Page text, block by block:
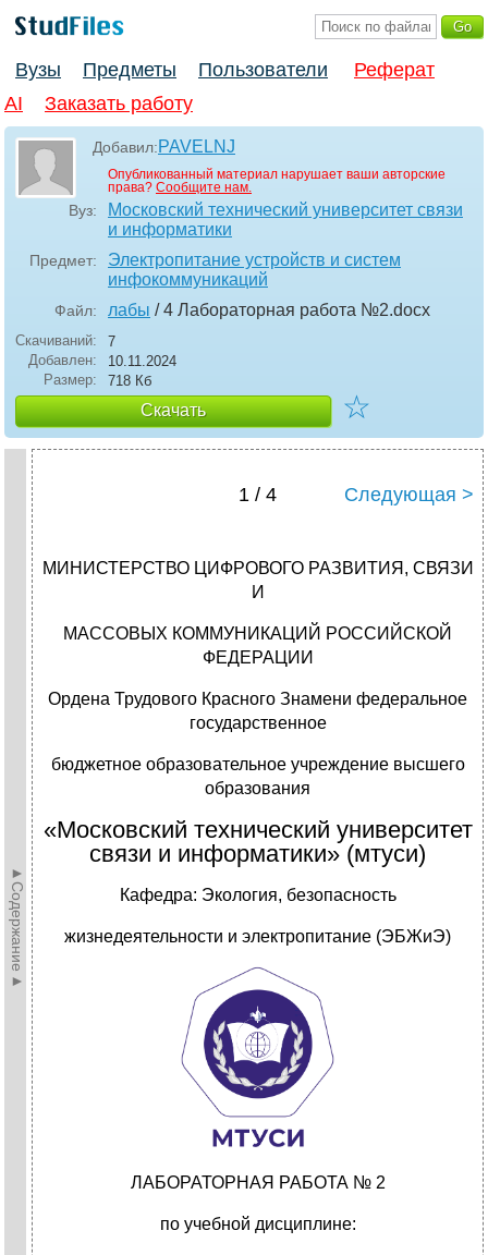
Вузы Предметы Пользователи
Реферат
AI
Заказать работу
Добавил:PAVELNJ
Опубликованный материал нарушает ваши авторские
права? Сообщите нам.
Вуз:
Московский технический университет связи
и информатики
Предмет:
Электропитание устройств и систем
инфокоммуникаций
Файл: лабы / 4 Лабораторная работа №2.docx
Скачиваний:
7
Добавлен:
10.11.2024
Размер:
718 Кб
Скачать ☆
►Содержание►
1 / 4 Следующая >
МИНИСТЕРСТВО ЦИФРОВОГО РАЗВИТИЯ, СВЯЗИ
И
МАССОВЫХ КОММУНИКАЦИЙ РОССИЙСКОЙ
ФЕДЕРАЦИИ
Ордена Трудового Красного Знамени федеральное
государственное
бюджетное образовательное учреждение высшего
образования
«Московский технический университет
связи и информатики» (мтуси)
Кафедра: Экология, безопасность
жизнедеятельности и электропитание (ЭБЖиЭ)
ЛАБОРАТОРНАЯ РАБОТА № 2
по учебной дисциплине: